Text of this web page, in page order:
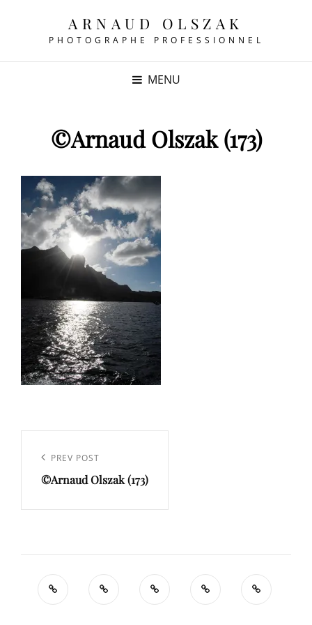
ARNAUD OLSZAK
PHOTOGRAPHE PROFESSIONNEL
MENU
©Arnaud Olszak (173)
l’article
Previous
Post
PREV POST
©Arnaud Olszak (173)